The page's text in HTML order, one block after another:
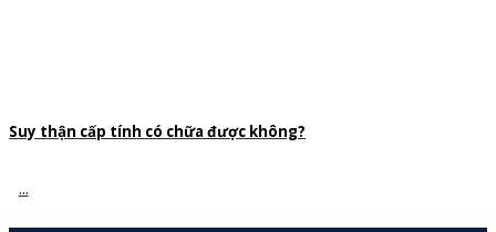
Suy thận cấp tính có chữa được không?
...